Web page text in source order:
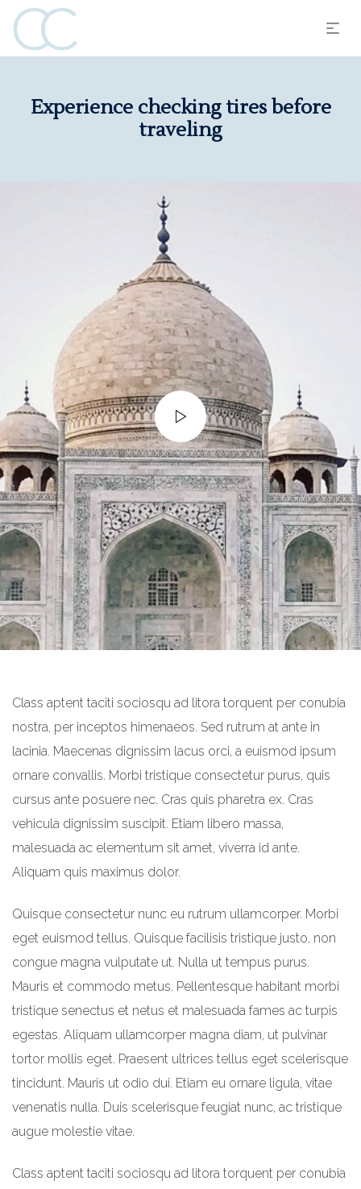
Experience checking tires before
traveling
Class aptent taciti sociosqu ad litora torquent per conubia
nostra, per inceptos himenaeos. Sed rutrum at ante in
lacinia. Maecenas dignissim lacus orci, a euismod ipsum
ornare convallis. Morbi tristique consectetur purus, quis
cursus ante posuere nec. Cras quis pharetra ex. Cras
vehicula dignissim suscipit. Etiam libero massa,
malesuada ac elementum sit amet, viverra id ante.
Aliquam quis maximus dolor.
Quisque consectetur nunc eu rutrum ullamcorper. Morbi
eget euismod tellus. Quisque facilisis tristique justo, non
congue magna vulputate ut. Nulla ut tempus purus.
Mauris et commodo metus. Pellentesque habitant morbi
tristique senectus et netus et malesuada fames ac turpis
egestas. Aliquam ullamcorper magna diam, ut pulvinar
tortor mollis eget. Praesent ultrices tellus eget scelerisque
tincidunt. Mauris ut odio dui. Etiam eu ornare ligula, vitae
venenatis nulla. Duis scelerisque feugiat nunc, ac tristique
augue molestie vitae.
Class aptent taciti sociosqu ad litora torquent per conubia